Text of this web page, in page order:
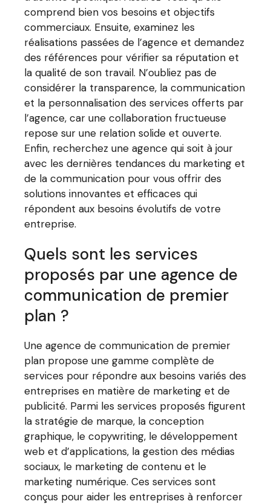
comprend bien vos besoins et objectifs
commerciaux. Ensuite, examinez les
réalisations passées de l’agence et demandez
des références pour vérifier sa réputation et
la qualité de son travail. N’oubliez pas de
considérer la transparence, la communication
et la personnalisation des services offerts par
l’agence, car une collaboration fructueuse
repose sur une relation solide et ouverte.
Enfin, recherchez une agence qui soit à jour
avec les dernières tendances du marketing et
de la communication pour vous offrir des
solutions innovantes et efficaces qui
répondent aux besoins évolutifs de votre
entreprise.
Quels sont les services
proposés par une agence de
communication de premier
plan ?
Une agence de communication de premier
plan propose une gamme complète de
services pour répondre aux besoins variés des
entreprises en matière de marketing et de
publicité. Parmi les services proposés figurent
la stratégie de marque, la conception
graphique, le copywriting, le développement
web et d’applications, la gestion des médias
sociaux, le marketing de contenu et le
marketing numérique. Ces services sont
conçus pour aider les entreprises à renforcer